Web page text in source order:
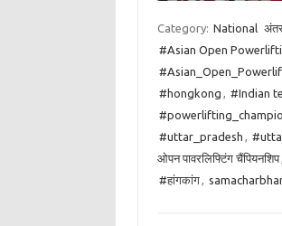
Category: National
#Asian Open
#hongkong , #Indian
#uttar_pradesh ,
ओपन पावरलिफ्टिंग चैंपियनशिप,
#हांगकांग,